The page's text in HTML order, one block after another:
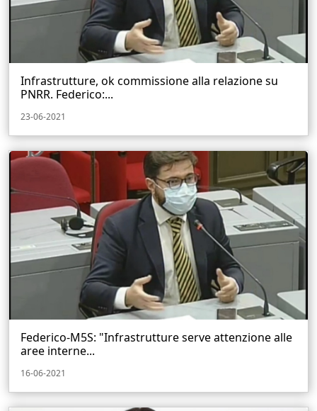
Infrastrutture, ok commissione alla relazione su
PNRR. Federico:...
23-06-2021
Federico-M5S: "Infrastrutture serve attenzione alle
aree interne...
16-06-2021